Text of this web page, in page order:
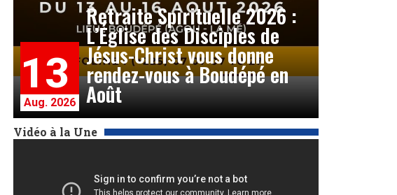
13
Aug. 2026
Retraite Spirituelle 2026 :
L’Église des Disciples de
Jésus-Christ vous donne
rendez-vous à Boudépé en
Août
Vidéo à la Une